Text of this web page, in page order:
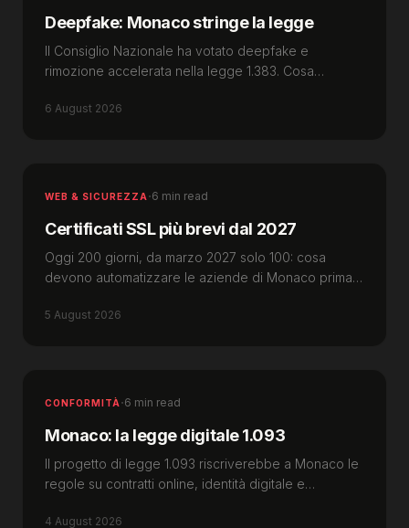
Deepfake: Monaco stringe la legge
Il Consiglio Nazionale ha votato deepfake e
rimozione accelerata nella legge 1.383. Cosa
6 August 2026
WEB & SICUREZZA ·6 min read
Certificati SSL più brevi dal 2027
Oggi 200 giorni, da marzo 2027 solo 100: cosa
devono automatizzare le aziende di Monaco prima
5 August 2026
CONFORMITÀ ·6 min read
Monaco: la legge digitale 1.093
Il progetto di legge 1.093 riscriverebbe a Monaco le
regole su contratti online, identità digitale e
4 August 2026